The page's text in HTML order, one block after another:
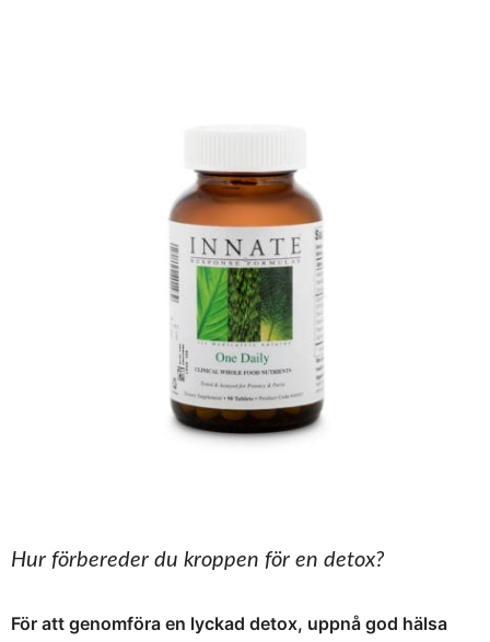
Hur förbereder du kroppen för en detox?
För att genomföra en lyckad detox, uppnå god hälsa